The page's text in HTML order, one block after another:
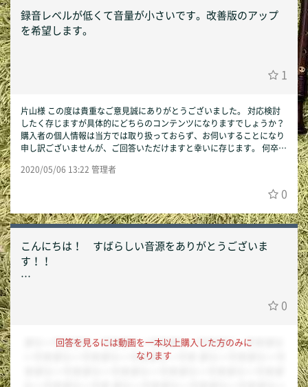
録音レベルが低くて音量が小さいです。改善版のアップ
を希望します。
1
片山様 この度は貴重なご意見誠にありがとうございました。 対応検討
したく存じますが具体的にどちらのコンテンツになりますでしょうか？
購入者の個人情報は当方では取り扱っておらず、お伺いすることになり
申し訳ございませんが、ご回答いただけますと幸いに存じます。 何卒宜
2020/05/06 13:22 管理者
0
こんにちは！ すばらしい音源をありがとうございま
す！！
-00:35、02:35-03:35あたりで音と映像がストップしてしま
2台のWindows10のパソコンで確認しましたが、同じエラ
0
回答を見るには動画を一本以上購入した方のみに
なります
ダミーですダミーですダミーですダミーですダミーですダミ
ーですダミーですダミーですダミーです ダミーですダミーで